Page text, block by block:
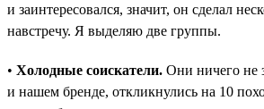
и заинтересовался, значит, он сделал
навстречу. Я выделяю две группы.
• Холодные соискатели. Они ничего не
и нашем бренде, откликнулись на 10